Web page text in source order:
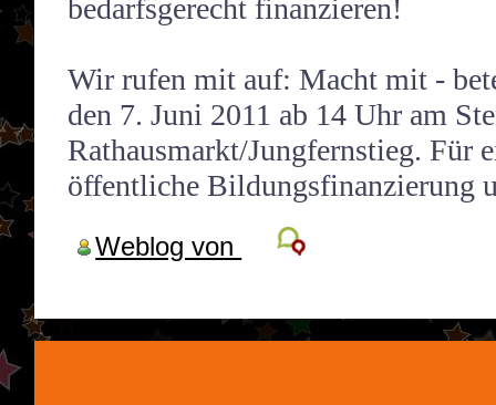
bedarfsgerecht finanzieren!
Wir rufen mit auf: Macht mit -
den 7. Juni 2011 ab 14 Uhr am
Rathausmarkt/Jungfernstieg. Für
öffentliche Bildungsfinanzierung
Weblog von